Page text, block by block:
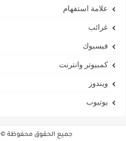
علامة استفهام
غرائب
فيسبوك
كمبيوتر وانترنت
ويندوز
يوتيوب
جميع الحقوق محفوظة ©